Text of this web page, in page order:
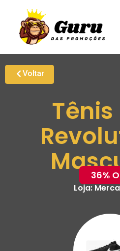
Voltar
Tênis
36%
Loja: